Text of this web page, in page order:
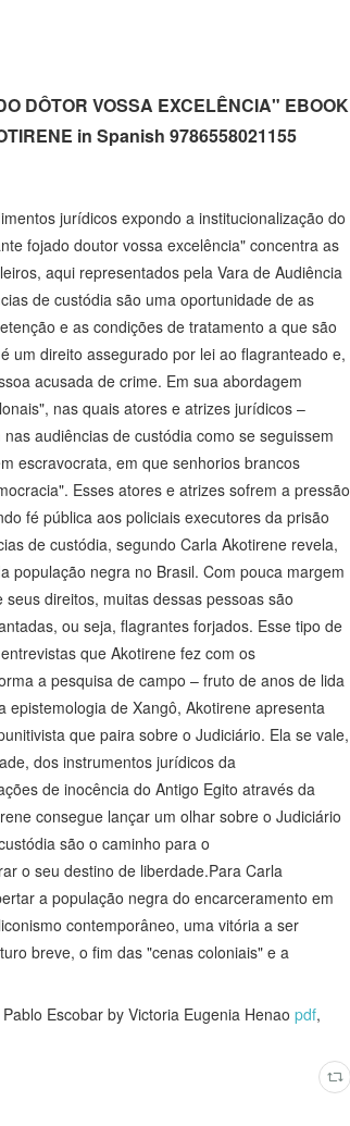
DÔTOR VOSSA EXCELÊNCIA" EBOOK
in Spanish 9786558021155
jurídicos expondo a institucionalização do
fojado doutor vossa excelência" concentra as
aqui representados pela Vara de Audiência
de custódia são uma oportunidade de as
e as condições de tratamento a que são
um direito assegurado por lei ao flagranteado e,
acusada de crime. Em sua abordagem
nas quais atores e atrizes jurídicos –
audiências de custódia como se seguissem
escravocrata, em que senhorios brancos
Esses atores e atrizes sofrem a pressão
fé pública aos policiais executores da prisão
de custódia, segundo Carla Akotirene revela,
população negra no Brasil. Com pouca margem
direitos, muitas dessas pessoas são
ou seja, flagrantes forjados. Esse tipo de
que Akotirene fez com os
a pesquisa de campo – fruto de anos de lida
de Xangô, Akotirene apresenta
que paira sobre o Judiciário. Ela se vale,
dos instrumentos jurídicos da
de inocência do Antigo Egito através da
consegue lançar um olhar sobre o Judiciário
são o caminho para o
o seu destino de liberdade.Para Carla
a população negra do encarceramento em
contemporâneo, uma vitória a ser
breve, o fim das "cenas coloniais" e a
Escobar by Victoria Eugenia Henao pdf,